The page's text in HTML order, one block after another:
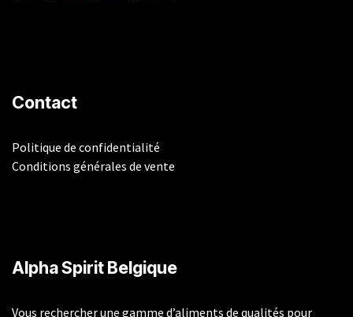
Contact
Politique de confidentialité
Conditions générales de vente
​Alpha Spirit Belgique
Vous rechercher une gamme d’aliments de qualités pour